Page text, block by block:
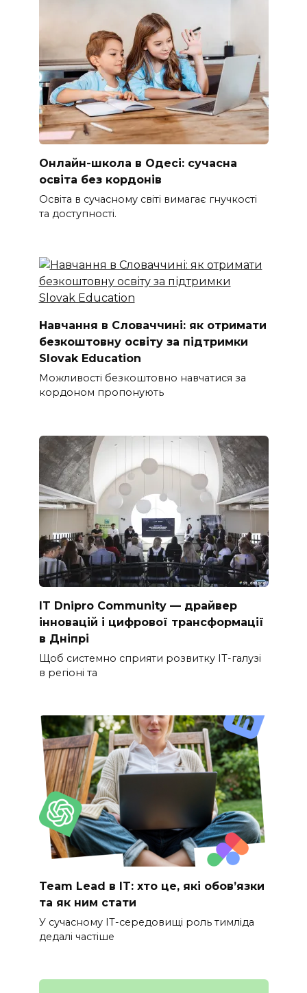
Онлайн-школа в Одесі: сучасна
освіта без кордонів
Освіта в сучасному світі вимагає гнучкості
та доступності.
Навчання в Словаччині: як отримати
безкоштовну освіту за підтримки
Slovak Education
Можливості безкоштовно навчатися за
кордоном пропонують
IT Dnipro Community — драйвер
інновацій і цифрової трансформації
в Дніпрі
Щоб системно сприяти розвитку ІТ-галузі
в регіоні та
Team Lead в IT: хто це, які обов’язки
та як ним стати
У сучасному IT-середовищі роль тимліда
дедалі частіше